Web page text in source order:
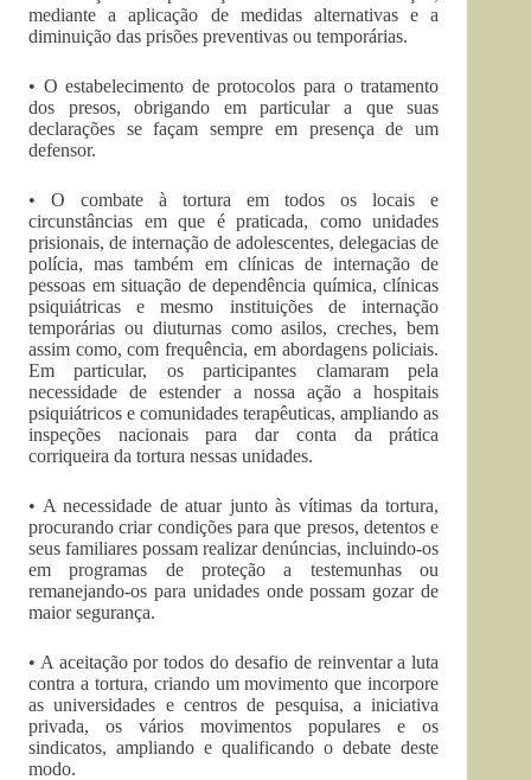
mediante a aplicação de medidas alternativas e a
diminuição das prisões preventivas ou temporárias.
• O estabelecimento de protocolos para o tratamento
dos presos, obrigando em particular a que suas
declarações se façam sempre em presença de um
defensor.
• O combate à tortura em todos os locais e
circunstâncias em que é praticada, como unidades
prisionais, de internação de adolescentes, delegacias de
polícia, mas também em clínicas de internação de
pessoas em situação de dependência química, clínicas
psiquiátricas e mesmo instituições de internação
temporárias ou diuturnas como asilos, creches, bem
assim como, com frequência, em abordagens policiais.
Em particular, os participantes clamaram pela
necessidade de estender a nossa ação a hospitais
psiquiátricos e comunidades terapêuticas, ampliando as
inspeções nacionais para dar conta da prática
corriqueira da tortura nessas unidades.
• A necessidade de atuar junto às vítimas da tortura,
procurando criar condições para que presos, detentos e
seus familiares possam realizar denúncias, incluindo-os
em programas de proteção a testemunhas ou
remanejando-os para unidades onde possam gozar de
maior segurança.
• A aceitação por todos do desafio de reinventar a luta
contra a tortura, criando um movimento que incorpore
as universidades e centros de pesquisa, a iniciativa
privada, os vários movimentos populares e os
sindicatos, ampliando e qualificando o debate deste
modo.